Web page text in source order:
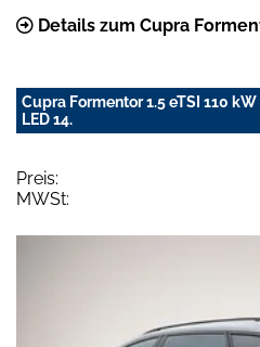
Details zum Cupra
Cupra Formentor 1.5 eTSI 110 kW
LED 14.
Preis:
MWSt: